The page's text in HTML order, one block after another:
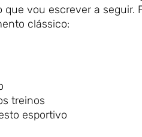
que vou escrever a seguir.
clássico:
treinos
esportivo